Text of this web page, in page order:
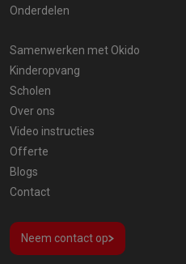
Onderdelen
Samenwerken met Okido
Kinderopvang
Scholen
Over ons
Video instructies
Offerte
Blogs
Contact
Neem contact op